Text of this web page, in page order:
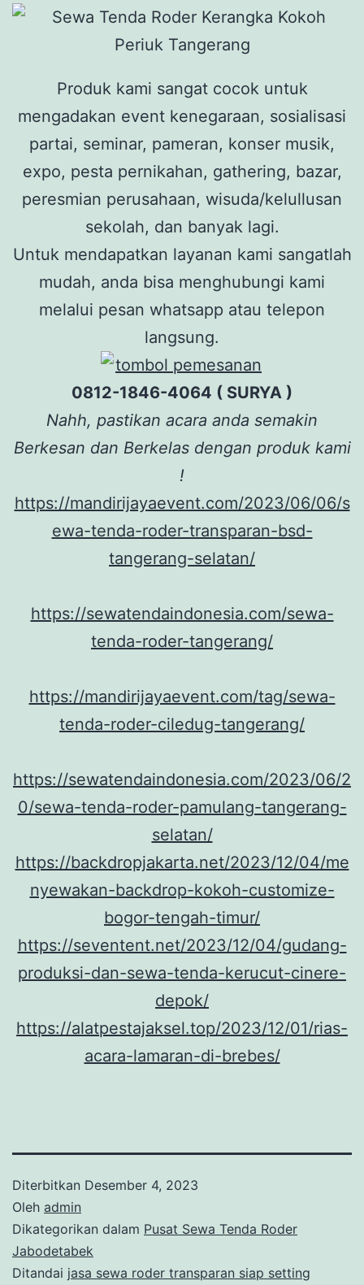
Produk kami sangat cocok untuk
mengadakan event kenegaraan, sosialisasi
partai, seminar, pameran, konser musik,
expo, pesta pernikahan, gathering, bazar,
peresmian perusahaan, wisuda/kelullusan
sekolah, dan banyak lagi.
Untuk mendapatkan layanan kami sangatlah
mudah, anda bisa menghubungi kami
melalui pesan whatsapp atau telepon
langsung.
0812-1846-4064 ( SURYA )
Nahh, pastikan acara anda semakin
Berkesan dan Berkelas dengan produk kami
!
https://mandirijayaevent.com/2023/06/06/s
ewa-tenda-roder-transparan-bsd-
tangerang-selatan/
https://sewatendaindonesia.com/sewa-
tenda-roder-tangerang/
https://mandirijayaevent.com/tag/sewa-
tenda-roder-ciledug-tangerang/
https://sewatendaindonesia.com/2023/06/2
0/sewa-tenda-roder-pamulang-tangerang-
selatan/
https://backdropjakarta.net/2023/12/04/me
nyewakan-backdrop-kokoh-customize-
bogor-tengah-timur/
https://seventent.net/2023/12/04/gudang-
produksi-dan-sewa-tenda-kerucut-cinere-
depok/
https://alatpestajaksel.top/2023/12/01/rias-
acara-lamaran-di-brebes/
Diterbitkan Desember 4, 2023
Oleh admin
Dikategorikan dalam Pusat Sewa Tenda Roder
Jabodetabek
Ditandai jasa sewa roder transparan siap setting